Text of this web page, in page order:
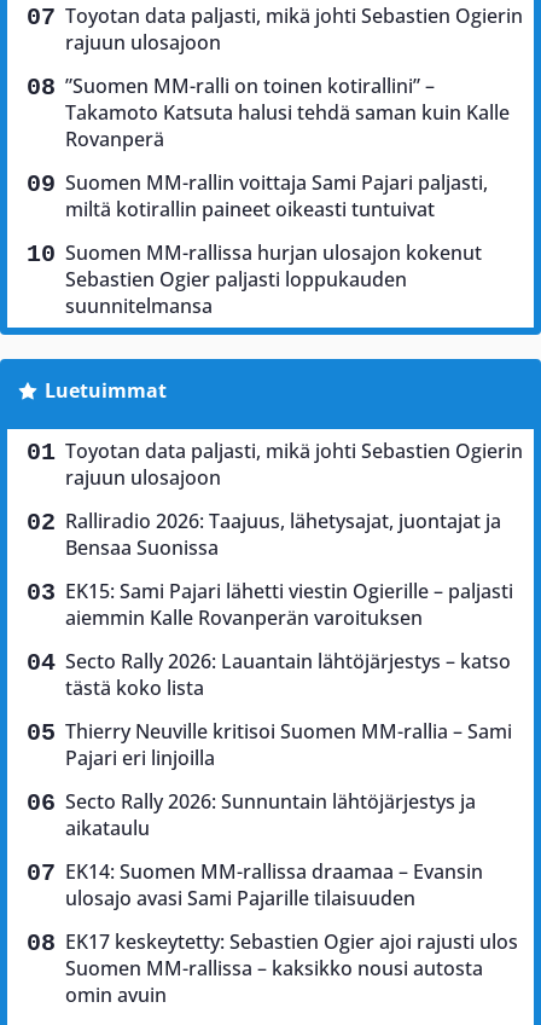
Toyotan data paljasti, mikä johti Sebastien Ogierin
rajuun ulosajoon
”Suomen MM-ralli on toinen kotirallini” –
Takamoto Katsuta halusi tehdä saman kuin Kalle
Rovanperä
Suomen MM-rallin voittaja Sami Pajari paljasti,
miltä kotirallin paineet oikeasti tuntuivat
Suomen MM-rallissa hurjan ulosajon kokenut
Sebastien Ogier paljasti loppukauden
suunnitelmansa
Luetuimmat
Toyotan data paljasti, mikä johti Sebastien Ogierin
rajuun ulosajoon
Ralliradio 2026: Taajuus, lähetysajat, juontajat ja
Bensaa Suonissa
EK15: Sami Pajari lähetti viestin Ogierille – paljasti
aiemmin Kalle Rovanperän varoituksen
Secto Rally 2026: Lauantain lähtöjärjestys – katso
tästä koko lista
Thierry Neuville kritisoi Suomen MM-rallia – Sami
Pajari eri linjoilla
Secto Rally 2026: Sunnuntain lähtöjärjestys ja
aikataulu
EK14: Suomen MM-rallissa draamaa – Evansin
ulosajo avasi Sami Pajarille tilaisuuden
EK17 keskeytetty: Sebastien Ogier ajoi rajusti ulos
Suomen MM-rallissa – kaksikko nousi autosta
omin avuin